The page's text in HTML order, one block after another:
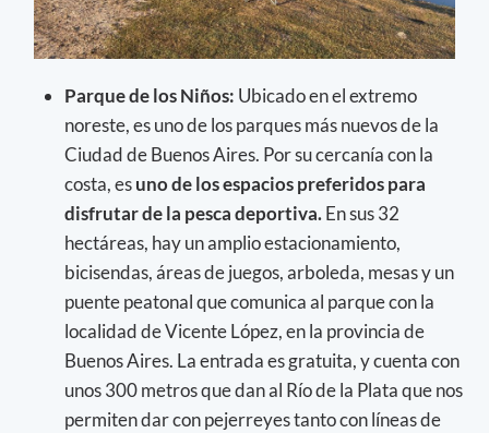
Parque de los Niños: Ubicado en el extremo
noreste, es uno de los parques más nuevos de la
Ciudad de Buenos Aires. Por su cercanía con la
costa, esuno de los espacios preferidos para
disfrutar de la pesca deportiva.En sus 32
hectáreas, hay un amplio estacionamiento,
bicisendas, áreas de juegos, arboleda, mesas y un
puente peatonal que comunica al parque con la
localidad de Vicente López, en la provincia de
Buenos Aires. La entrada es gratuita, y cuenta con
unos 300 metros que dan al Río de la Plata que nos
permiten dar con pejerreyes tanto con líneas de